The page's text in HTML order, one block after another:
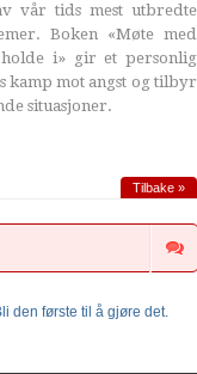
vår tids mest utbredte
Boken «Møte med
i» gir et personlig
mot angst og tilbyr
situasjoner.
Tilbake »
den første til å gjøre det.